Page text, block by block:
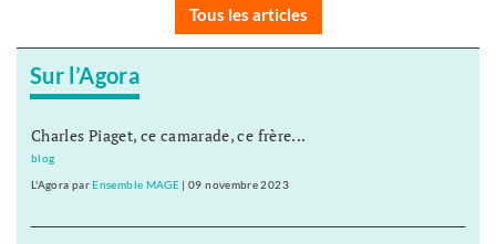
Tous les articles
Sur l’Agora
Charles Piaget, ce camarade, ce frère...
blog
L'Agora parEnsemble MAGE |09 novembre 2023